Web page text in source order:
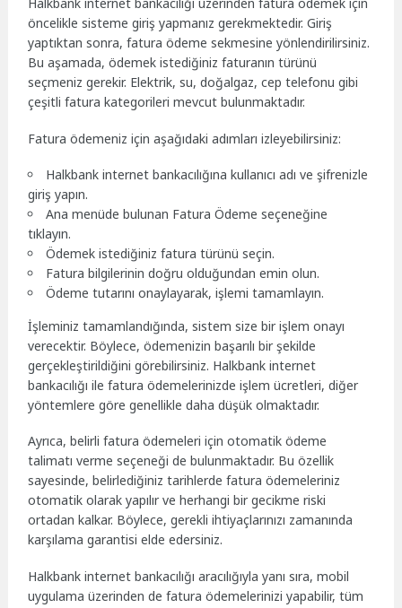
öncelikle sisteme giriş yapmanız gerekmektedir. Giriş
yaptıktan sonra, fatura ödeme sekmesine yönlendirilirsiniz.
Bu aşamada, ödemek istediğiniz faturanın türünü
seçmeniz gerekir. Elektrik, su, doğalgaz, cep telefonu gibi
çeşitli fatura kategorileri mevcut bulunmaktadır.
Fatura ödemeniz için aşağıdaki adımları izleyebilirsiniz:
Halkbank internet bankacılığına kullanıcı adı ve şifrenizle
giriş yapın.
Ana menüde bulunan Fatura Ödeme seçeneğine
tıklayın.
Ödemek istediğiniz fatura türünü seçin.
Fatura bilgilerinin doğru olduğundan emin olun.
Ödeme tutarını onaylayarak, işlemi tamamlayın.
İşleminiz tamamlandığında, sistem size bir işlem onayı
verecektir. Böylece, ödemenizin başarılı bir şekilde
gerçekleştirildiğini görebilirsiniz. Halkbank internet
bankacılığı ile fatura ödemelerinizde işlem ücretleri, diğer
yöntemlere göre genellikle daha düşük olmaktadır.
Ayrıca, belirli fatura ödemeleri için otomatik ödeme
talimatı verme seçeneği de bulunmaktadır. Bu özellik
sayesinde, belirlediğiniz tarihlerde fatura ödemeleriniz
otomatik olarak yapılır ve herhangi bir gecikme riski
ortadan kalkar. Böylece, gerekli ihtiyaçlarınızı zamanında
karşılama garantisi elde edersiniz.
Halkbank internet bankacılığı aracılığıyla yanı sıra, mobil
uygulama üzerinden de fatura ödemelerinizi yapabilir, tüm